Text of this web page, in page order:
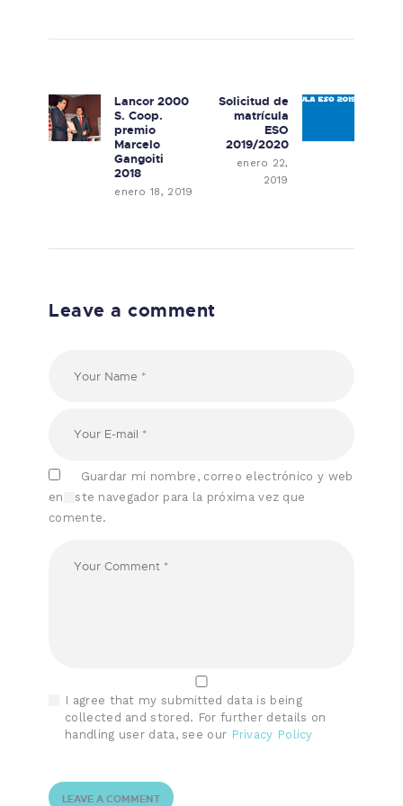
Previous post:
Lancor 2000
S. Coop.
premio
Marcelo
Gangoiti
2018
enero 18, 2019
Next post:
Solicitud de
matrícula
ESO
2019/2020
enero 22,
2019
Leave a comment
Guardar mi nombre, correo electrónico y web
en este navegador para la próxima vez que
comente.
I agree that my submitted data is being
collected and stored. For further details on
handling user data, see our Privacy Policy